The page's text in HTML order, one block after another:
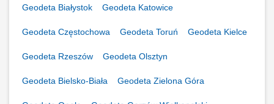
Geodeta Białystok Geodeta Katowice
Geodeta Częstochowa Geodeta Toruń Geodeta Kielce
Geodeta Rzeszów Geodeta Olsztyn
Geodeta Bielsko-Biała Geodeta Zielona Góra